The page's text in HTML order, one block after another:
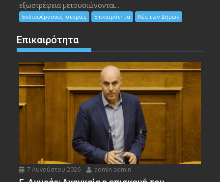
εξωστρέφεια μετουσιώνονται...
Ενδιαφέρουσες Ιστορίες Επικαιρότητα Νέα των Δήμων
Επικαιρότητα
7 Αυγούστου 2026 admin admin